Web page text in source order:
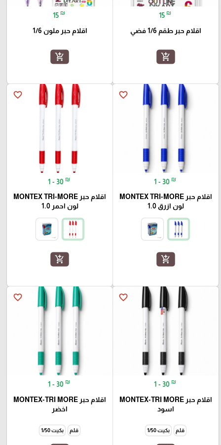
15 ₪
اقلام حبر طقم 1/6 فضي
add_shopping_cart
15 ₪
اقلام حبر ملون 1/6
add_shopping_cart
favorite_border
1 - 30 ₪
اقلام حبر MONTEX TRI-MORE
لون ازرق 1.0
add_shopping_cart
favorite_border
1 - 30 ₪
اقلام حبر MONTEX TRI-MORE
لون احمر 1.0
add_shopping_cart
favorite_border
1 - 30 ₪
اقلام حبر MONTEX-TRI MORE
اسود
قلم بكيت 1/50
favorite_border
1 - 30 ₪
اقلام حبر MONTEX-TRI MORE
اخضر
قلم بكيت 1/50